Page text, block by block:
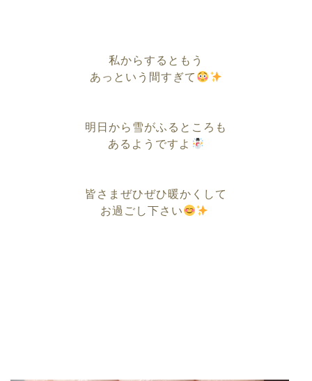
私からするともう
あっという間すぎて
明日から雪がふるところも
あるようですよ
皆さまぜひぜひ暖かくして
お過ごし下さい